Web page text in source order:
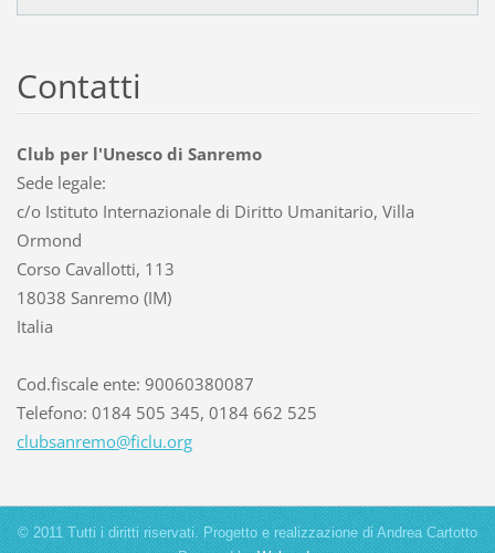
Contatti
Club per l'Unesco di Sanremo
Sede legale:
c/o Istituto Internazionale di Diritto Umanitario, Villa
Ormond
Corso Cavallotti, 113
18038 Sanremo (IM)
Italia
Cod.fiscale ente: 90060380087
Telefono: 0184 505 345, 0184 662 525
clubsanremo@ficlu.org
© 2011 Tutti i diritti riservati. Progetto e realizzazione di Andrea Cartotto